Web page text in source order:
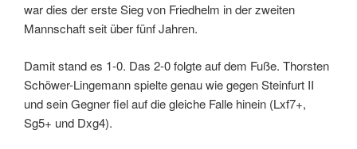
war dies der erste Sieg von Friedhelm in der zweiten
Mannschaft seit über fünf Jahren.
Damit stand es 1-0. Das 2-0 folgte auf dem Fuße. Thorsten
Schöwer-Lingemann spielte genau wie gegen Steinfurt II
und sein Gegner fiel auf die gleiche Falle hinein (Lxf7+,
Sg5+ und Dxg4).